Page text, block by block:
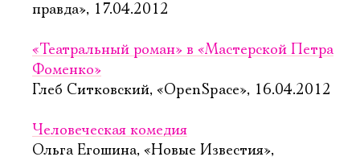
правда», 17.04.2012
«Театральный роман» в «Мастерской Петра
Фоменко»
Глеб Ситковский, «OpenSpace», 16.04.2012
Человеческая комедия
Ольга Егошина, «Новые Известия»,